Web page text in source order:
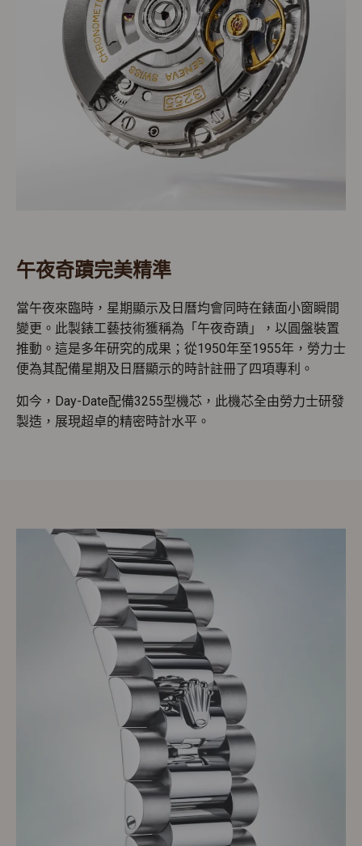
午夜奇蹟完美精準
當午夜來臨時，星期顯示及日曆均會同時在錶面小窗瞬間
變更。此製錶工藝技術獲稱為「午夜奇蹟」，以圓盤裝置
推動。這是多年研究的成果；從1950年至1955年，勞力士
便為其配備星期及日曆顯示的時計註冊了四項專利。
如今，Day-Date配備3255型機芯，此機芯全由勞力士研發
製造，展現超卓的精密時計水平。